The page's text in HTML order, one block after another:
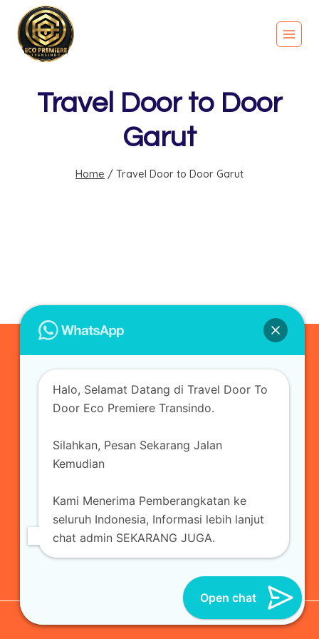
Travel Door to Door
Garut
Home / Travel Door to Door Garut
admin@ecopremieretransindo.com
Home
Travel
Kirim Paket Blog Travel Kontak
© 2026 Eco Premiere Transindo | All Reserved
Halo, Selamat Datang di Travel Door To
Door Eco Premiere Transindo.
Silahkan, Pesan Sekarang Jalan
Kemudian
Kami Menerima Pemberangkatan ke
seluruh Indonesia, Informasi lebih lanjut
chat admin SEKARANG JUGA.
Open chat